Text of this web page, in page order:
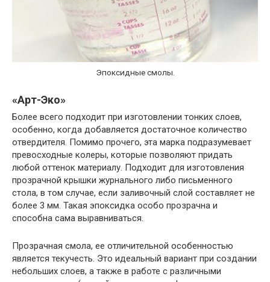
Эпоксидные смолы.
«Арт-Эко»
Более всего подходит при изготовлении тонких слоев,
особенно, когда добавляется достаточное количество
отвердителя. Помимо прочего, эта марка подразумевает
превосходные колеры, которые позволяют придать
любой оттенок материалу. Подходит для изготовления
прозрачной крышки журнального либо письменного
стола, в том случае, если заливочный слой составляет не
более 3 мм. Такая эпоксидка особо прозрачна и
способна сама выравниваться.
Прозрачная смола, ее отличительной особенностью
является текучесть. Это идеальный вариант при создании
небольших слоев, а также в работе с различными